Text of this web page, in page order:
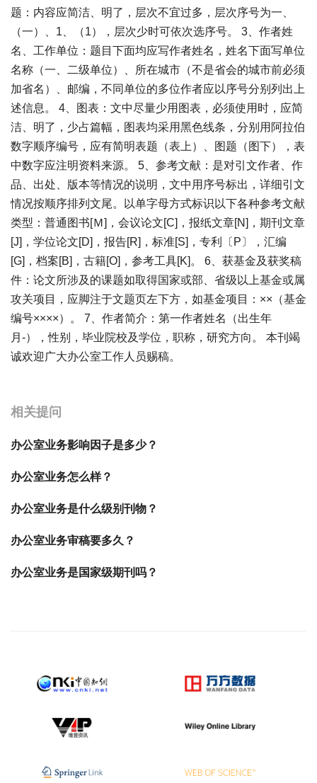
题：内容应简洁、明了，层次不宜过多，层次序号为一、
（一）、1、（1），层次少时可依次选序号。 3、作者姓
名、工作单位：题目下面均应写作者姓名，姓名下面写单位
名称（一、二级单位）、所在城市（不是省会的城市前必须
加省名）、邮编，不同单位的多位作者应以序号分别列出上
述信息。 4、图表：文中尽量少用图表，必须使用时，应简
洁、明了，少占篇幅，图表均采用黑色线条，分别用阿拉伯
数字顺序编号，应有简明表题（表上）、图题（图下），表
中数字应注明资料来源。 5、参考文献：是对引文作者、作
品、出处、版本等情况的说明，文中用序号标出，详细引文
情况按顺序排列文尾。以单字母方式标识以下各种参考文献
类型：普通图书[Ｍ]，会议论文[C]，报纸文章[N]，期刊文章
[J]，学位论文[D]，报告[R]，标准[S]，专利〔P〕，汇编
[G]，档案[B]，古籍[O]，参考工具[K]。 6、获基金及获奖稿
件：论文所涉及的课题如取得国家或部、省级以上基金或属
攻关项目，应脚注于文题页左下方，如基金项目：××（基金
编号××××）。 7、作者简介：第一作者姓名（出生年
月-），性别，毕业院校及学位，职称，研究方向。 本刊竭
诚欢迎广大办公室工作人员赐稿。
相关提问
办公室业务影响因子是多少？
办公室业务怎么样？
办公室业务是什么级别刊物？
办公室业务审稿要多久？
办公室业务是国家级期刊吗？